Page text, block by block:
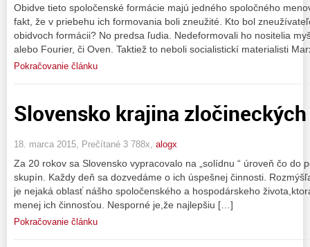
Obidve tieto spoločenské formácie majú jedného spoločného
fakt, že v priebehu ich formovania boli zneužité. Kto bol
obidvoch formácii? No predsa ľudia. Nedeformovali ho nositelia
alebo Fourier, či Oven. Taktiež to neboli socialistickí materialisti
Pokračovanie článku
Slovensko krajina
18. marca 2015, Prečítané 3 788x, alogx
Za 20 rokov sa Slovensko vypracovalo na „solídnu “ úroveň čo do
skupín. Každy deň sa dozvedáme o ich úspešnej činnosti.
je nejaká oblasť nášho spoločenského a hospodárskeho
menej ich činnosťou. Nesporné je,že najlepšiu […]
Pokračovanie článku